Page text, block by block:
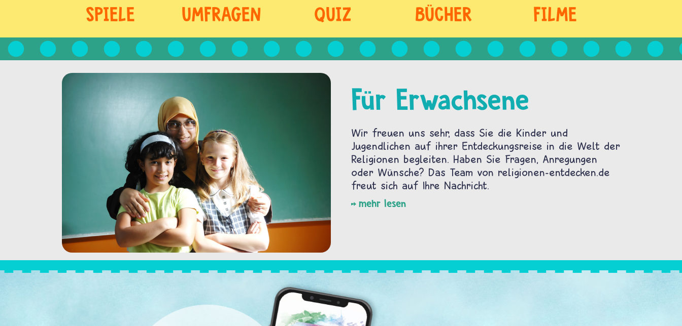
SPIELE UMFRAGEN QUIZ BÜCHER FILME
Für Erwachsene
Wir freuen uns sehr, dass Sie die Kinder und
Jugendlichen auf ihrer Entdeckungsreise in die Welt der
Religionen begleiten. Haben Sie Fragen, Anregungen
oder Wünsche? Das Team von religionen-entdecken.de
freut sich auf Ihre Nachricht.
mehr lesen